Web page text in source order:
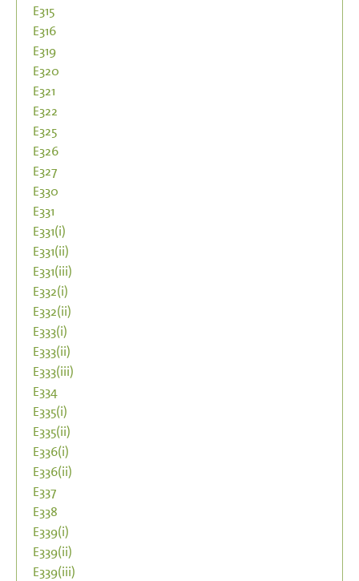
E315
E316
E319
E320
E321
E322
E325
E326
E327
E330
E331
E331(i)
E331(ii)
E331(iii)
E332(i)
E332(ii)
E333(i)
E333(ii)
E333(iii)
E334
E335(i)
E335(ii)
E336(i)
E336(ii)
E337
E338
E339(i)
E339(ii)
E339(iii)